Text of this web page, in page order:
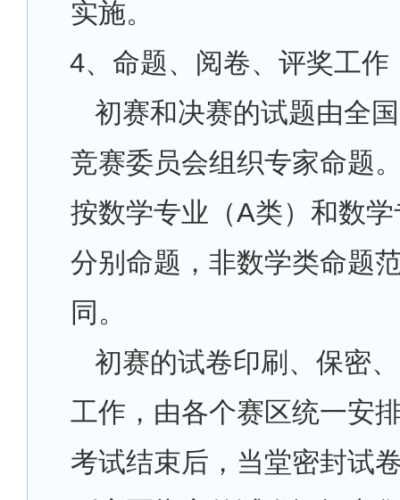
实施。
4、命题、阅卷、评奖工作
初赛和决赛的试题由全
竞赛委员会组织专家命题
按数学专业（A类）和数
分别命题，非数学类命题
同。
初赛的试卷印刷、保密
工作，由各个赛区统一安
考试结束后，当堂密封试